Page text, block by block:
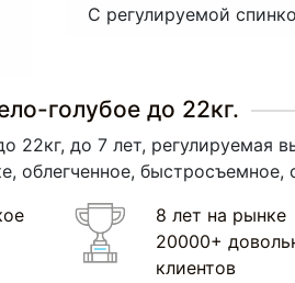
С регулируемой
голубое до 22кг.
22кг, до 7 лет,
облегченное, быстросъемное,
8 лет на рынке
20000+
клиентов